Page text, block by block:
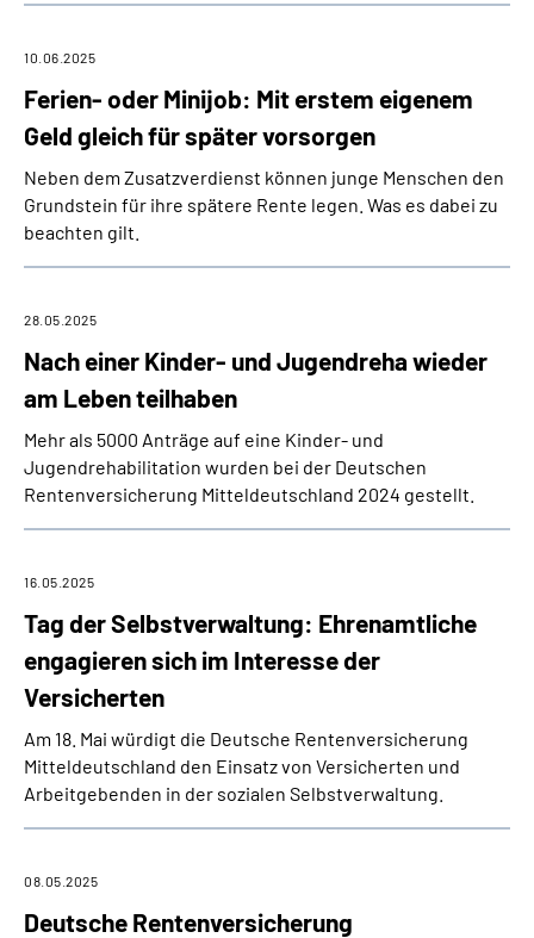
Ferien- oder Minijob: Mit erstem eigenem
Geld gleich für später vorsorgen
10.06.2025
Neben dem Zusatzverdienst können junge Menschen den
Grundstein für ihre spätere Rente legen. Was es dabei zu
beachten gilt.
Nach einer Kinder- und Jugendreha wieder
am Leben teilhaben
28.05.2025
Mehr als 5000 Anträge auf eine Kinder- und
Jugendrehabilitation wurden bei der Deutschen
Rentenversicherung Mitteldeutschland 2024 gestellt.
Tag der Selbstverwaltung: Ehrenamtliche
engagieren sich im Interesse der
Versicherten
16.05.2025
Am 18. Mai würdigt die Deutsche Rentenversicherung
Mitteldeutschland den Einsatz von Versicherten und
Arbeitgebenden in der sozialen Selbstverwaltung.
Deutsche Rentenversicherung
08.05.2025